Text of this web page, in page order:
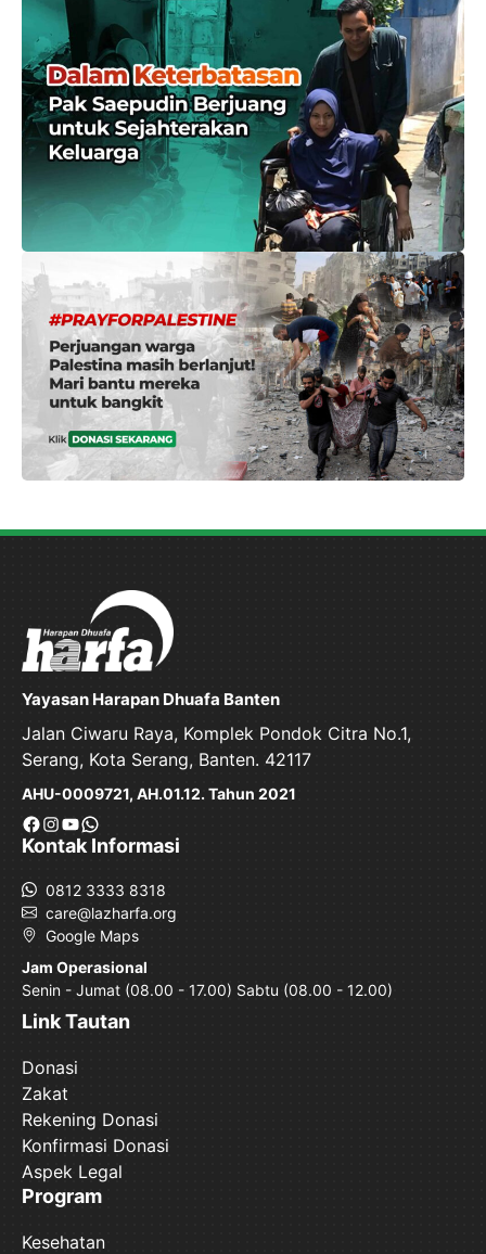
Yayasan Harapan Dhuafa Banten
Jalan Ciwaru Raya, Komplek Pondok Citra No.1,
Serang, Kota Serang, Banten. 42117
AHU-0009721, AH.01.12. Tahun 2021
Facebook
Instagram
YouTube
WhatsApp
Kontak Informasi
0812 3333 8318
care@lazharfa.org
Google Maps
Jam Operasional
Senin - Jumat (08.00 - 17.00) Sabtu (08.00 - 12.00)
Link Tautan
Donasi
Zakat
Rekening Donasi
Konfirmasi Donasi
Aspek Legal
Program
Kesehatan